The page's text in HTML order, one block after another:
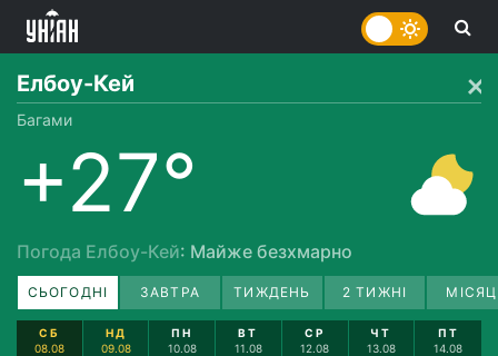
Елбоу-Кей
Багами
+27°
Погода Елбоу-Кей: Майже безхмарно
СЬОГОДНІ ЗАВТРА ТИЖДЕНЬ 2 ТИЖНІ
СБ
08.08
НД
09.08
ПН
10.08
ВТ
11.08
СР
12.08
ЧТ
13.08
ПТ
14.08